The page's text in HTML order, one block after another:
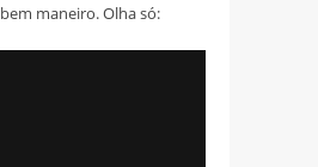
maneiro. Olha só: